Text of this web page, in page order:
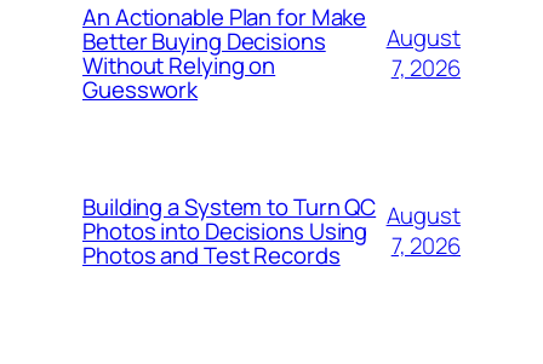
An Actionable Plan for Make
Better Buying Decisions
Without Relying on
Guesswork
August
7, 2026
Building a System to Turn QC
Photos into Decisions Using
Photos and Test Records
August
7, 2026